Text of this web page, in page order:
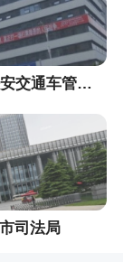
苏州园区公安交通车管服务中心
司法局